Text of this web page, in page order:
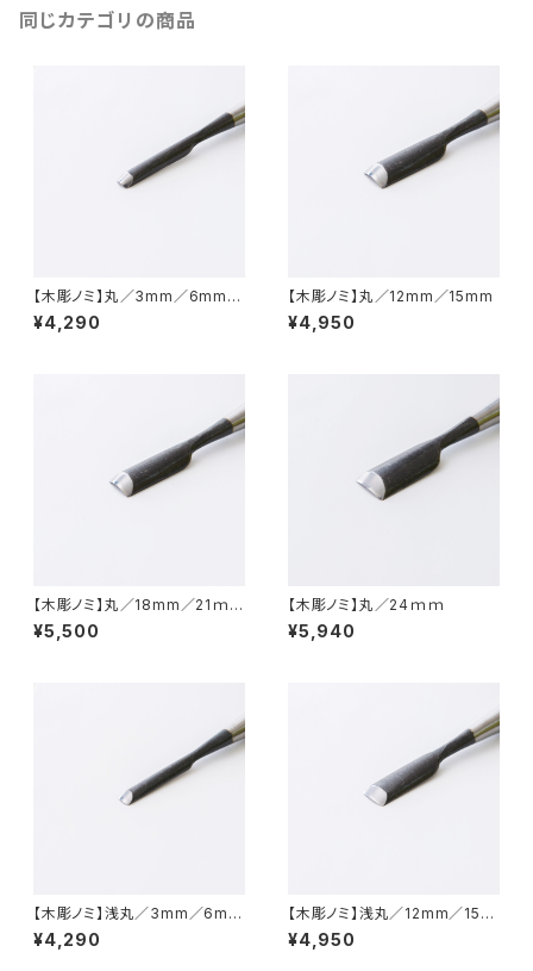
同じカテゴリの商品
【木彫ノミ】丸／3mm／6mm／
9mm
¥4,290
【木彫ノミ】丸／12mm／15mm
¥4,950
【木彫ノミ】丸／18mm／21ｍ
ｍ
¥5,500
【木彫ノミ】丸／24ｍｍ
¥5,940
【木彫ノミ】浅丸／3mm／6mm
／9mm
¥4,290
【木彫ノミ】浅丸／12mm／15m
m
¥4,950